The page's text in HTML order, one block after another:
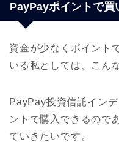
PayPayポイントで買
資金が少なくポイント
いる私としては、こん
PayPay投資信託イン
ントで購入できるので
ていきたいです。